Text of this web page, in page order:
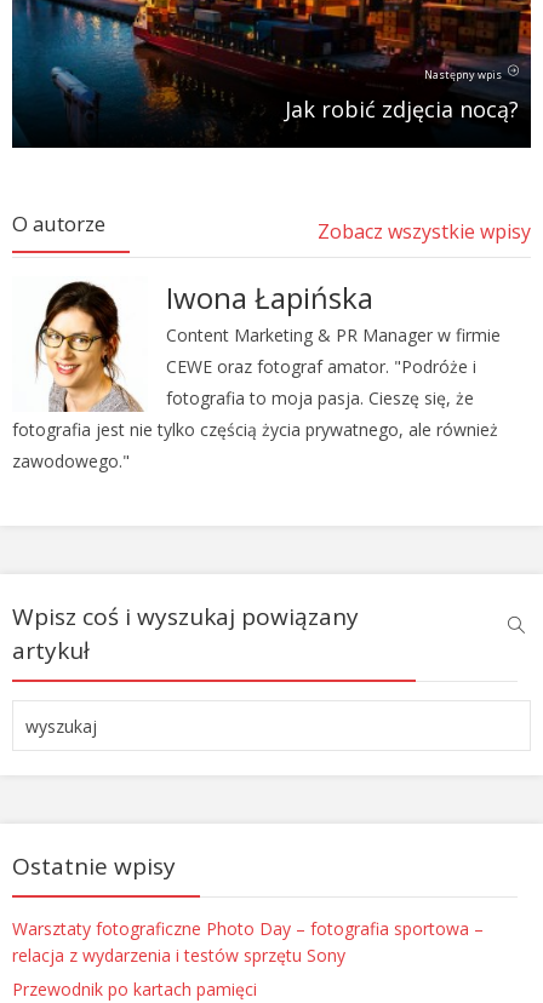
Następny wpis
Jak robić zdjęcia nocą?
O autorze Zobacz wszystkie wpisy
Iwona Łapińska
Content Marketing & PR Manager w firmie
CEWE oraz fotograf amator. "Podróże i
fotografia to moja pasja. Cieszę się, że
fotografia jest nie tylko częścią życia prywatnego, ale również
zawodowego."
Wpisz coś i wyszukaj powiązany
artykuł
Ostatnie wpisy
Warsztaty fotograficzne Photo Day – fotografia sportowa –
relacja z wydarzenia i testów sprzętu Sony
Przewodnik po kartach pamięci